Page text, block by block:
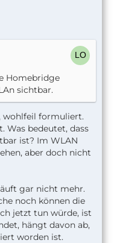
Homebridge
sichtbar.
wohlfeil formuliert.
Was bedeutet, dass
ist? Im WLAN
aber doch nicht
gar nicht mehr.
noch können die
jetzt tun würde, ist
hängt davon ab,
worden ist.